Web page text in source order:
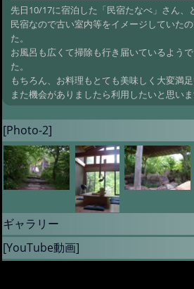
先日10/17に宿泊した「民宿たなべ」さん、
民宿なので古い室内等をイメージしていた
た。
お風呂も広くて掃除も行き届いているよう
た。
もちろん、お料理もとても美味しく大変満足
また機会がありましたら利用したいと思いま
[Photo-2]
ギャラリー
[YouTube動画]